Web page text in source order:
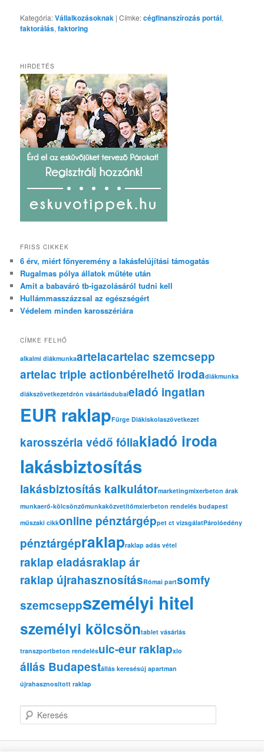
Kategória:Vállalkozásoknak |Címke:cégfinanszírozás portál,
faktorálás,faktoring
HIRDETÉS
FRISS CIKKEK
6 érv, miért főnyeremény a lakásfelújítási támogatás
Rugalmas pólya állatok műtéte után
Amit a babaváró tb-igazolásáról tudni kell
Hullámmasszázzsal az egészségért
Védelem minden karosszériára
CÍMKE FELHŐ
alkalmi diákmunkaartelacartelac szemcsepp
artelac triple actionbérelhető irodadiákmunka
diákszövetkezetdrón vásárlásdubaieladó ingatlan
EUR raklapFürge Diákiskolaszövetkezet
karosszéria védő fóliakiadó iroda
lakásbiztosítás
lakásbiztosítás kalkulátormarketingmixerbeton árak
munkaerő-kölcsönzőmunkaközvetítőmxierbeton rendelés budapest
műszaki cikkonline pénztárgéppet ct vizsgálatPárolóedény
pénztárgépraklapraklap adás vétel
raklap eladásraklap ár
raklap újrahasznosításRómai partsomfy
szemcseppszemélyi hitel
személyi kölcsöntablet vásárlás
transzportbeton rendelésuic-eur raklapxlo
állás Budapestállás keresésúj apartman
újrahasznosított raklap
e